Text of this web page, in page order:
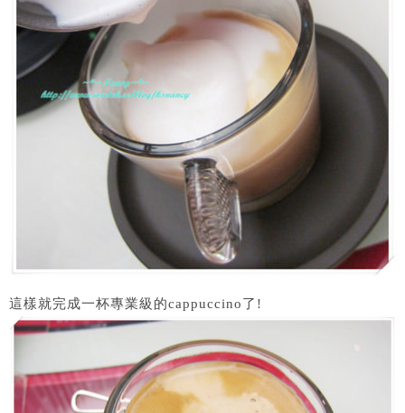
這樣就完成一杯專業級的cappuccino了!